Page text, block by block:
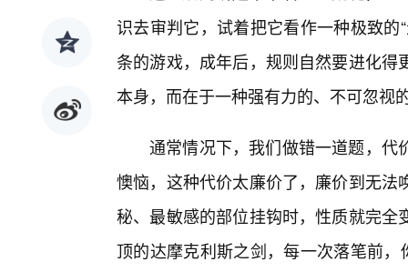
识去审判它，试着把它看作一种极致
条的游戏，成年后，规则自然要进化
本身，而在于一种强有力的、不可忽视
通常情况下，我们做错一道题，代
懊恼，这种代价太廉价了，廉价到无
秘、最敏感的部位挂钩时，性质就完
顶的达摩克利斯之剑，每一次落笔前